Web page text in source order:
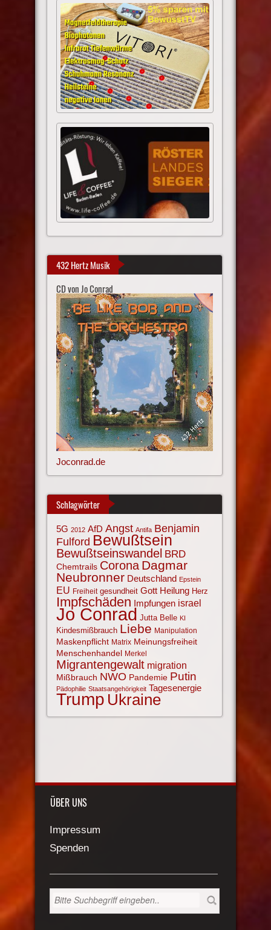
432 Hertz Musik
CD von Jo Conrad
Joconrad.de
Schlagwörter
5G 2012 AfD Angst Antifa Benjamin
Fulford Bewußtsein
Bewußtseinswandel BRD
Chemtrails Corona Dagmar
Neubronner Deutschland Epstein
EU Freiheit gesundheit Gott Heilung Herz
Impfschäden Impfungen israel
Jo Conrad Jutta Belle KI
Kindesmißbrauch Liebe Manipulation
Maskenpflicht Matrix Meinungsfreiheit
Menschenhandel Merkel
Migrantengewalt migration
Mißbrauch NWO Pandemie Putin
Pädophilie Staatsangehörigkeit Tagesenergie
Trump Ukraine
ÜBER UNS
Impressum
Spenden